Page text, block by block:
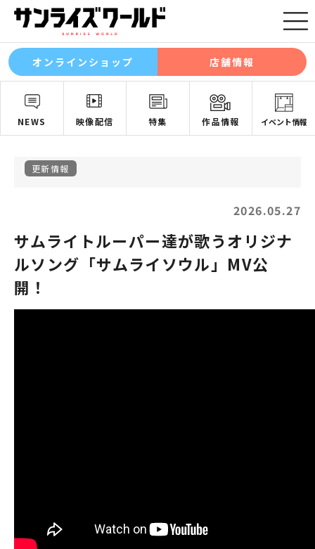
オンラインショップ 店舗情報
NEWS 映像配信 特集 作品情報 イベント情報
更新情報
2026.05.27
サムライトルーパー達が歌うオリジナ
ルソング「サムライソウル」MV公
開！